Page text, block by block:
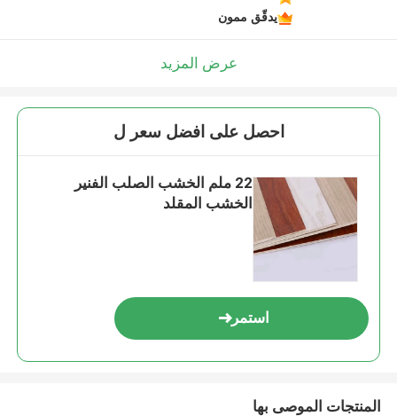
يدقّق ممون
عرض المزيد
احصل على افضل سعر ل
22 ملم الخشب الصلب الفنير
الخشب المقلد
استمر
المنتجات الموصى بها